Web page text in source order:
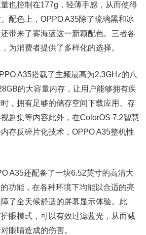
也控制在177g，轻薄手感，从而使得
配色上，OPPO A35除了琉璃黑和冰
带来了雾海蓝这一新颖配色。三者各
为消费者提供了多样化的选择。
A35搭载了主频最高为2.3GHz的八
的大容量内存，让用户能够拥有疾
，拥有足够的储存空间下载应用、存
剧集等内容此外，在ColorOS 7.2智慧
存反碎片化技术，OPPO A35整机性
还配备了一块6.52英寸的高清大
功能，在各种环境下均能以合适的亮
了全天候舒适的屏幕显示体验。此
眼模式，可以有效过滤蓝光，从而减
眼睛造成的伤害。